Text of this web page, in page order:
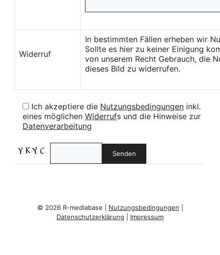
Widerruf
In bestimmten Fällen erheben wir
Sollte es hier zu keiner Einigung
von unserem Recht Gebrauch, die
dieses Bild zu widerrufen.
Ich akzeptiere die Nutzungsbedingungen inkl.
eines möglichen Widerrufs und die Hinweise zur
Datenverarbeitung
© 2026 R-mediabase | Nutzungsbedingungen
Datenschutzerklärung
Impressum